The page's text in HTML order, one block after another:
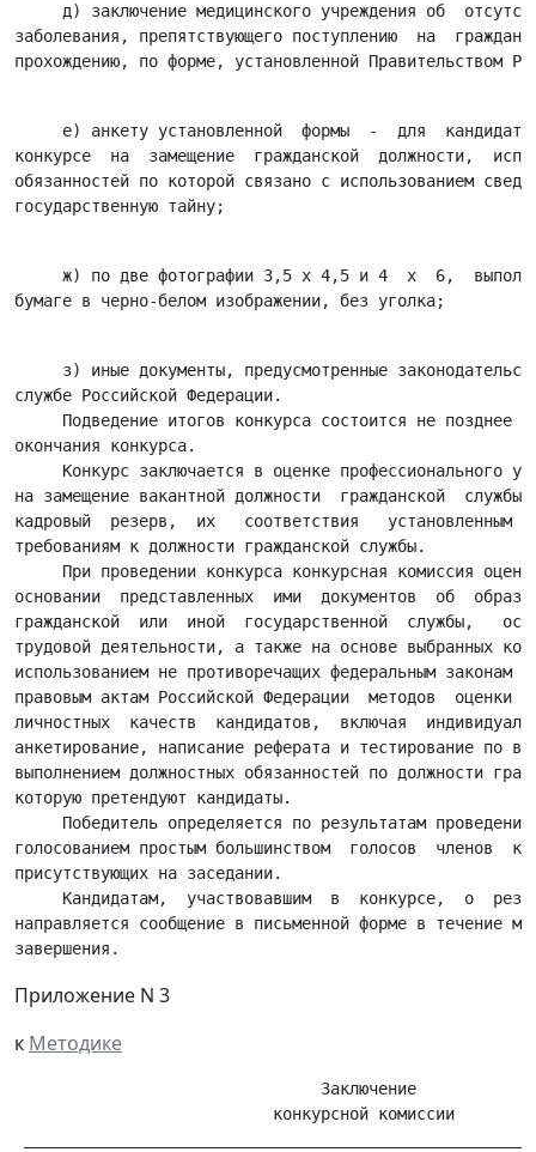
д) заключение медицинского учреждения об
заболевания, препятствующего поступлению  на
е) анкету установленной  формы  -  для
конкурсе  на  замещение  гражданской  должности,
обязанностей по которой связано с использованием
ж) по две фотографии 3,5 х 4,5 и 4  х  6,
з) иные документы, предусмотренные
службе Российской Федерации.
Подведение итогов конкурса состоится не позднее
окончания конкурса.
Конкурс заключается в оценке профессионального
на замещение вакантной должности  гражданской
кадровый  резерв,  их   соответствия   установленным
требованиям к должности гражданской службы.
При проведении конкурса конкурсная комиссия
основании  представленных  ими  документов  об
гражданской  или  иной  государственной  службы,
трудовой деятельности, а также на основе выбранных
использованием не противоречащих федеральным законам
правовым актам Российской Федерации  методов  оценки
личностных  качеств  кандидатов,  включая
анкетирование, написание реферата и тестирование по
выполнением должностных обязанностей по должности
которую претендуют кандидаты.
Победитель определяется по результатам
голосованием простым большинством  голосов  членов
присутствующих на заседании.
Кандидатам,  участвовавшим  в  конкурсе,  о
направляется сообщение в письменной форме в течение
Приложение N 3
к Методике
                                Заключение
                           конкурсной комиссии